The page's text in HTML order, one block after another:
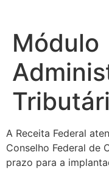
Módulo
A Receita Federal
Conselho Federal de
prazo para a